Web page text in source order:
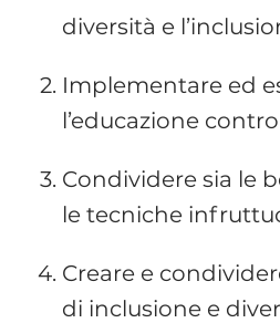
diversità e
Implementare ed
l’educazione
Condividere sia le
le tecniche
Creare e
di inclusione e